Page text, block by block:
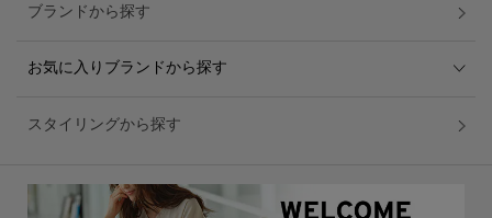
ブランドから探す
お気に入りブランドから探す
スタイリングから探す